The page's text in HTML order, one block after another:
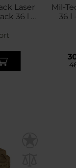
Laser
36 l -
Mil-
36 l